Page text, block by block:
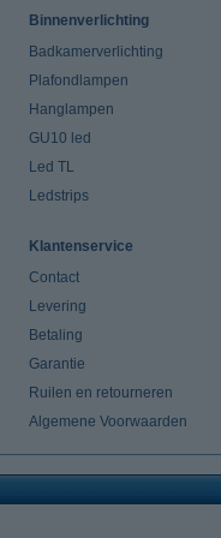
Binnenverlichting
Badkamerverlichting
Plafondlampen
Hanglampen
GU10 led
Led TL
Ledstrips
Klantenservice
Contact
Levering
Betaling
Garantie
Ruilen en retourneren
Algemene Voorwaarden